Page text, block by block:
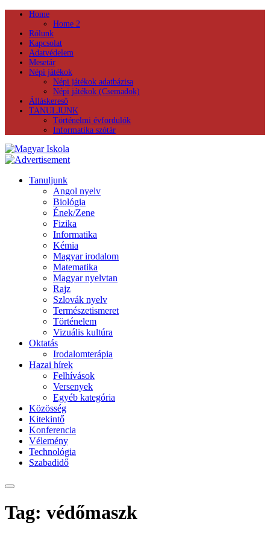
Home
Home 2
Rólunk
Kapcsolat
Adatvédelem
Mesetár
Népi játékok
Népi játékok adatbázisa
Népi játékok (Csemadok)
Álláskereső
TANULJUNK
Történelmi évfordulók
Informatika szótár
Tanuljunk
Angol nyelv
Biológia
Ének/Zene
Fizika
Informatika
Kémia
Magyar irodalom
Matematika
Magyar nyelvtan
Rajz
Szlovák nyelv
Természetismeret
Történelem
Vizuális kultúra
Oktatás
Irodalomterápia
Hazai hírek
Felhívások
Versenyek
Egyéb kategória
Közösség
Kitekintő
Konferencia
Vélemény
Technológia
Szabadidő
Tag: védőmaszk